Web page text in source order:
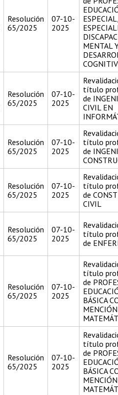
Resolución
65/2025
07-10-
2025
MENTAL
Resolución
65/2025
07-10-
2025
título
de
CIVIL EN
Resolución
65/2025
07-10-
2025
título
de
Resolución
65/2025
07-10-
2025
título
de
CIVIL
Resolución
65/2025
07-10-
2025
título
de
Resolución
65/2025
07-10-
2025
título
de
BÁSICA
Resolución
65/2025
07-10-
2025
título
de
BÁSICA